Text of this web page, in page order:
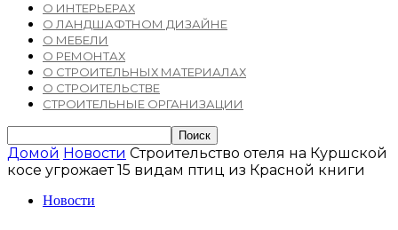
О ИНТЕРЬЕРАХ
О ЛАНДШАФТНОМ ДИЗАЙНЕ
О МЕБЕЛИ
О РЕМОНТАХ
О СТРОИТЕЛЬНЫХ МАТЕРИАЛАХ
О СТРОИТЕЛЬСТВЕ
СТРОИТЕЛЬНЫЕ ОРГАНИЗАЦИИ
Домой Новости Строительство отеля на Куршской
косе угрожает 15 видам птиц из Красной книги
Новости